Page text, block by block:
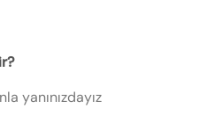
yanınızdayız